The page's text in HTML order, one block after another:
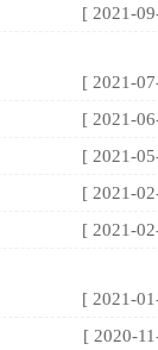
[ 2021-
[ 2021-
[ 2021-
[ 2021-
[ 2021-
[ 2021-
[ 2021-
[ 2020-